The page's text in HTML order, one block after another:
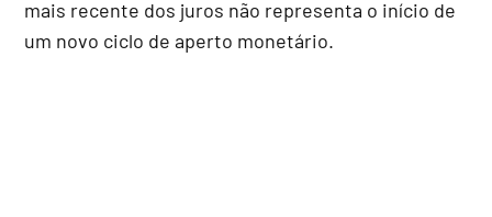
mais recente dos juros não representa o início de
um novo ciclo de aperto monetário.